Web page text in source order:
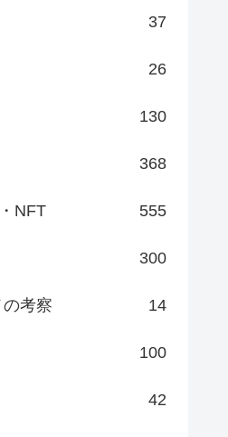
37
26
130
368
NFT 555
300
考察 14
100
42